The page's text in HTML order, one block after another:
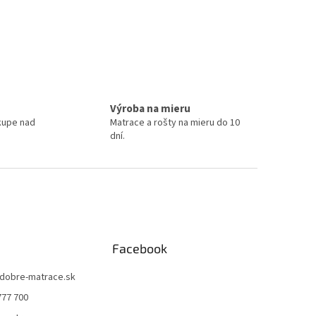
nad
Výroba na mieru
Matrace a rošty na mieru do 10
dní.
dobre-matrace.sk
700
Facebook